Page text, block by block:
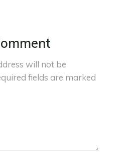
will not be
fields are marked